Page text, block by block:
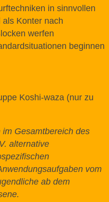
in sinnvollen
Konter nach
werfen
beginnen
Koshi-waza (nur zu
Gesamtbereich des
alternative
vom
ab dem